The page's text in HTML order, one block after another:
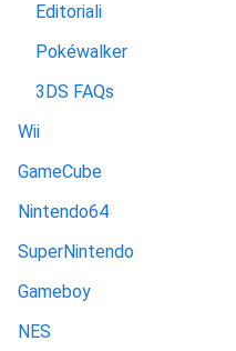
Editoriali
Pokéwalker
3DS FAQs
Wii
GameCube
Nintendo64
SuperNintendo
Gameboy
NES